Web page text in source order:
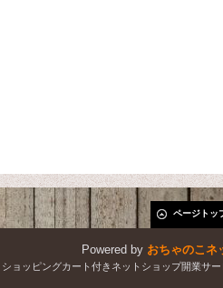
ページトッ
Powered by おちゃのこネ
ョッピングカート付きネットショップ開業サー